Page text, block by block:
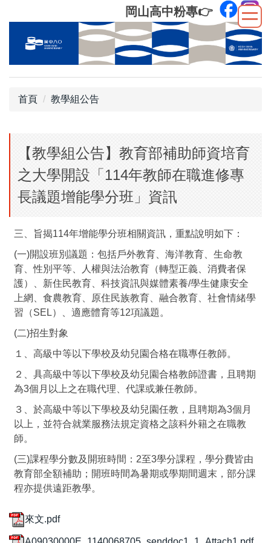
到
內
岡山高中粉專👉
首頁 教學組公告
【教學組公告】教育部補助師資培育
之大學開設「114年教師在職進修專
長議題增能學分班」資訊
三、旨揭114年增能學分班相關資訊，重點說明如下：
(一)開設班別議題：包括戶外教育、海洋教育、生命教
育、性別平等、人權與法治教育（轉型正義、消費者保
護）、新住民教育、科技資訊與媒體素養/學生健康安全
上網、食農教育、原住民族教育、融合教育、社會情緒學
習（SEL）、適應體育等12項議題。
(二)招生對象
１、高級中等以下學校及幼兒園合格在職專任教師。
２、具高級中等以下學校及幼兒園合格教師證書，且聘期
為3個月以上之在職代理、代課或兼任教師。
３、於高級中等以下學校及幼兒園任教，且聘期為3個月
以上，並符合就業服務法規定資格之該科外籍之在職教
師。
(三)課程學分數及開班時間：2至3學分課程，學分費皆由
教育部全額補助；開班時間為暑期或學期間週末，部分課
程亦提供遠距教學。
來文.pdf